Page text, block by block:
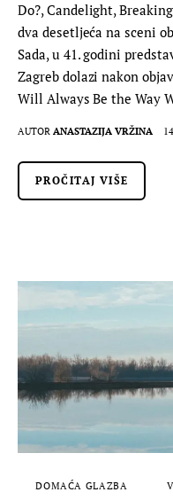
Do?, Candelight,
dva desetljeća na sceni
Sada, u 41. godini
Zagreb dolazi nakon
Will Always Be the Way
AUTOR ANASTAZIJA VRŽINA
PROČITAJ VIŠE
DOMAĆA GLAZBA